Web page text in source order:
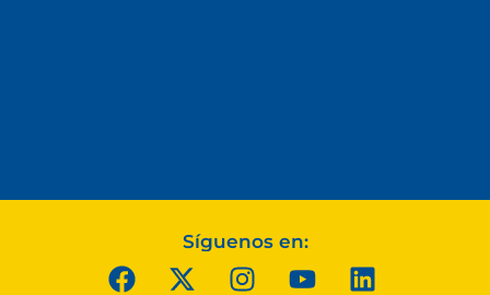
Síguenos en: